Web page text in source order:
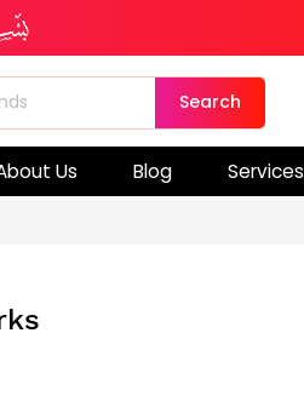
Search
Us Blog Services